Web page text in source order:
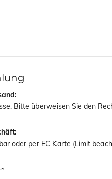
Bitte überweisen Sie den
oder per EC Karte (Limit